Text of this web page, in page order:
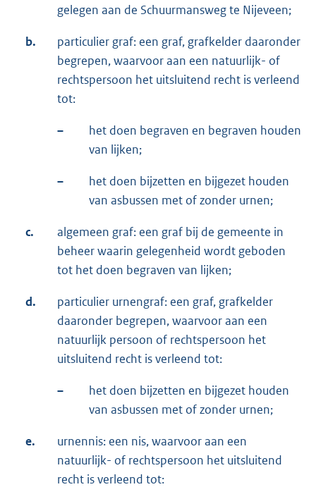
gelegen aan de Schuurmansweg te Nijeveen;
b.
particulier graf: een graf, grafkelder daaronder
begrepen, waarvoor aan een natuurlijk- of
rechtspersoon het uitsluitend recht is verleend
tot:
–
het doen begraven en begraven houden
van lijken;
–
het doen bijzetten en bijgezet houden
van asbussen met of zonder urnen;
c.
algemeen graf: een graf bij de gemeente in
beheer waarin gelegenheid wordt geboden
tot het doen begraven van lijken;
d.
particulier urnengraf: een graf, grafkelder
daaronder begrepen, waarvoor aan een
natuurlijk persoon of rechtspersoon het
uitsluitend recht is verleend tot:
–
het doen bijzetten en bijgezet houden
van asbussen met of zonder urnen;
e.
urnennis: een nis, waarvoor aan een
natuurlijk- of rechtspersoon het uitsluitend
recht is verleend tot: